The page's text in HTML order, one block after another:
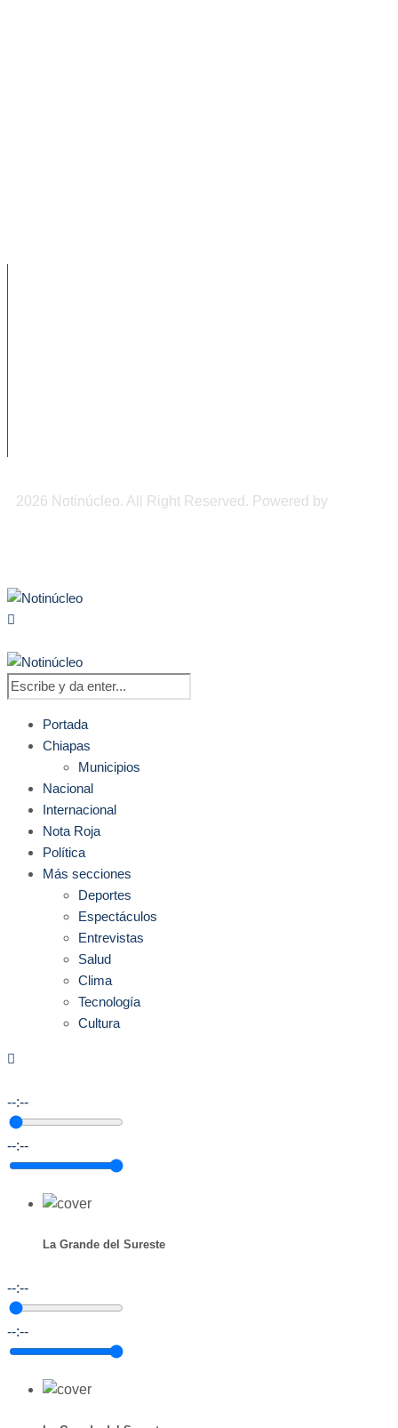
2026 Notinúcleo. All Right Reserved. Powered by
Portada
Chiapas
Municipios
Nacional
Internacional
Nota Roja
Política
Más secciones
Deportes
Espectáculos
Entrevistas
Salud
Clima
Tecnología
Cultura
--:--
--:--
La Grande del Sureste
--:--
--:--